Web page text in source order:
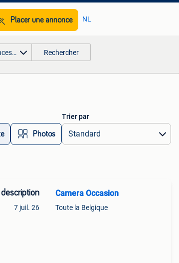
Placer une annonce NL
Rechercher
Photos
Trier par
description
7 juil. 26
Camera Occasion
Toute la Belgique